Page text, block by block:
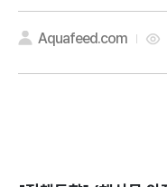
Aquafeed.com